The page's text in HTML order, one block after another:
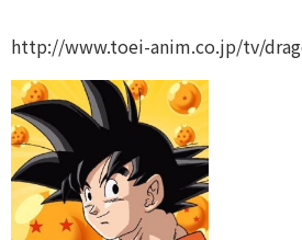
http://www.toei-anim.co.jp/tv/